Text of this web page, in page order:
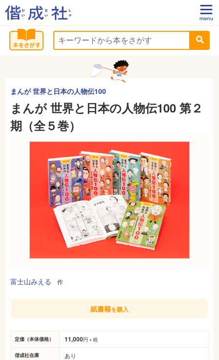
まんが 世界と日本の人物伝100
まんが 世界と日本の人物伝100 第２
期（全５巻）
富士山みえる 作
定価（本体価格） 11,000円＋税
偕成社在庫 あり
紙書籍を購入